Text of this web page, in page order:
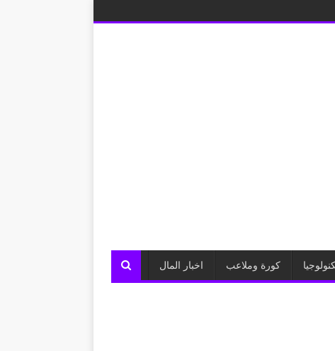
كورة وملاعب اخبار المال